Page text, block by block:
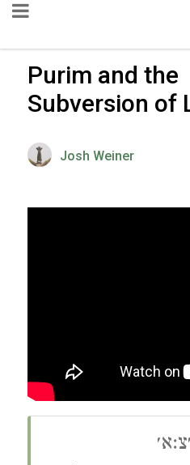
Purim and the
Subversion of
Josh Weiner